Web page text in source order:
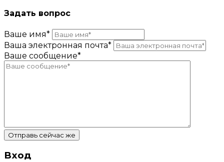
Задать вопрос
Ваше имя*
Ваша электронная почта*
Ваше сообщение*
Отправь сейчас же
Вход